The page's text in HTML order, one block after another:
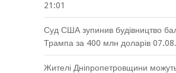
21:01
Суд США зупинив будівництво
Трампа за 400 млн доларів
Жителі Дніпропетровщини